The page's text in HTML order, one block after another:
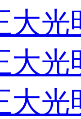
大光
大光
大光